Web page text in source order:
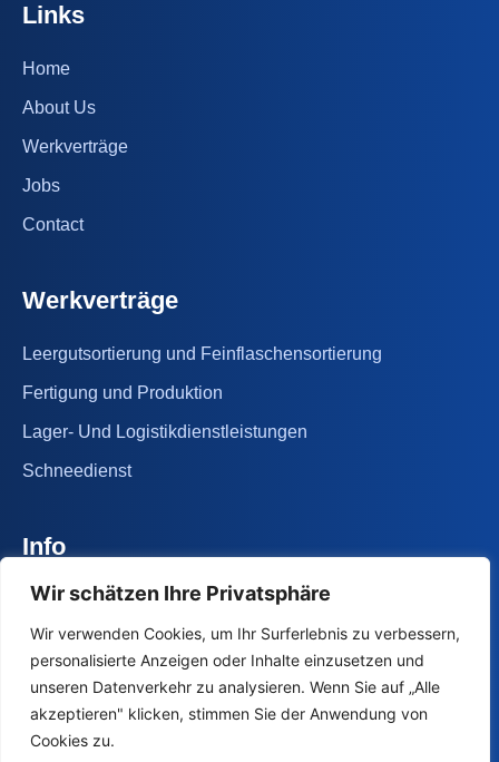
Wir schätzen Ihre Privatsphäre
Wir verwenden Cookies, um Ihr Surferlebnis zu verbessern,
personalisierte Anzeigen oder Inhalte einzusetzen und
unseren Datenverkehr zu analysieren. Wenn Sie auf „Alle
akzeptieren" klicken, stimmen Sie der Anwendung von
Cookies zu.
Links
Home
About Us
Werkverträge
Jobs
Contact
Werkverträge
Leergutsortierung und Feinflaschensortierung
Fertigung und Produktion
Lager- Und Logistikdienstleistungen
Schneedienst
Info
Impressum
Datenschutzerklärung
Cookie Consent